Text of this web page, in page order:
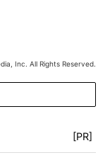
Inc. All Rights Reserved.
[PR]